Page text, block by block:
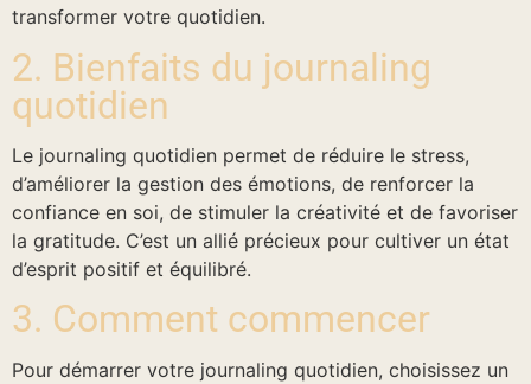
transformer votre quotidien.
2. Bienfaits du journaling
quotidien
Le journaling quotidien permet de réduire le stress,
d’améliorer la gestion des émotions, de renforcer la
confiance en soi, de stimuler la créativité et de favoriser
la gratitude. C’est un allié précieux pour cultiver un état
d’esprit positif et équilibré.
3. Comment commencer
Pour démarrer votre journaling quotidien, choisissez un